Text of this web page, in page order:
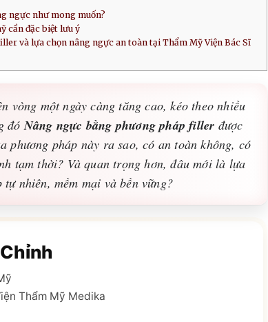
ngực như mong muốn?
cần đặc biệt lưu ý
và lựa chọn nâng ngực an toàn tại Thẩm Mỹ Viện Bác Sĩ
vòng một ngày càng tăng cao, kéo theo nhiều
đóNâng ngực bằng phương pháp filler được
phương pháp này ra sao, có an toàn không, có
tạm thời? Và quan trọng hơn, đâu mới là lựa
nhiên, mềm mại và bền vững?
Thẩm Mỹ Medika